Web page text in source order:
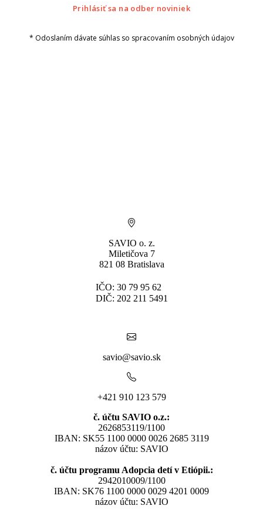
Prihlásiť sa na odber noviniek
* Odoslaním dávate súhlas so spracovaním osobných údajov
SAVIO o. z.
Miletičova 7
821 08 Bratislava
IČO: 30 79 95 62
DIČ: 202 211 5491
savio@savio.sk
+421 910 123 579
č. účtu SAVIO o.z.:
2626853119/1100
IBAN: SK55 1100 0000 0026 2685 3119
názov účtu: SAVIO
č. účtu programu Adopcia detí v Etiópii.:
2942010009/1100
IBAN: SK76 1100 0000 0029 4201 0009
názov účtu: SAVIO